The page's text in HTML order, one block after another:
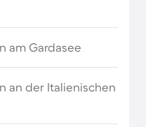
am Gardasee
an der Italienischen